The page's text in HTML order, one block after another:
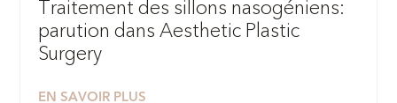
Traitement des sillons nasogéniens:
parution dans Aesthetic Plastic
Surgery
EN SAVOIR PLUS